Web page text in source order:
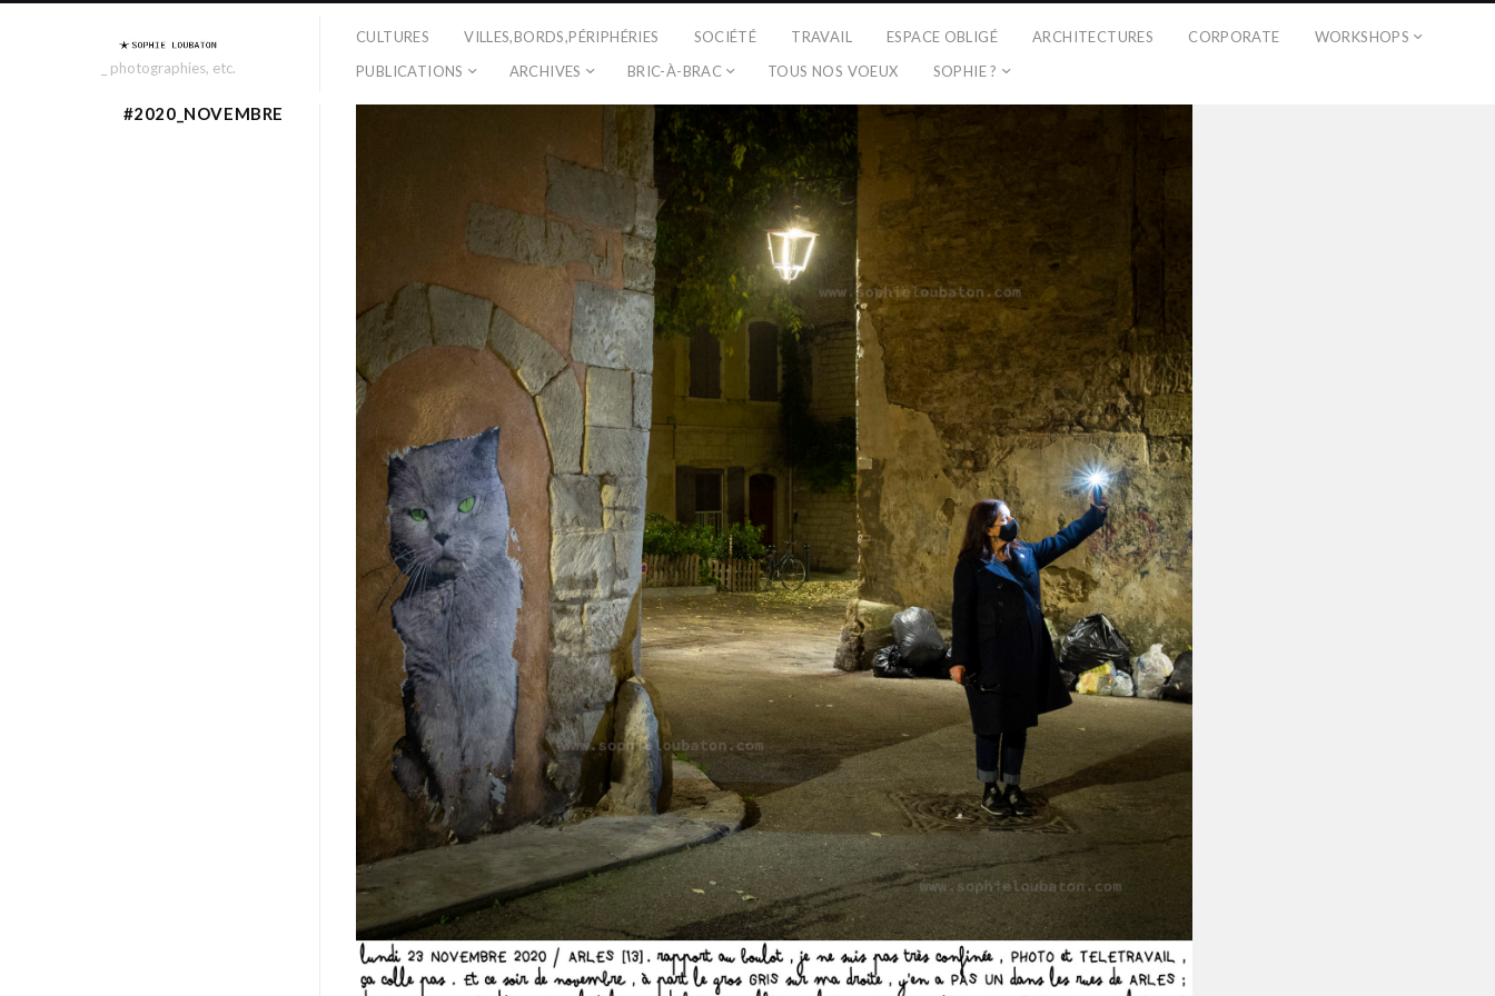
_ photographies, etc.
CULTURES VILLES,BORDS,PÉRIPHÉRIES SOCIÉTÉ TRAVAIL ESPACE OBLIGÉ ARCHITECTURES CORPORATE
WORKSHOPS
PUBLICATIONS
ARCHIVES BRIC-À-BRAC TOUS NOS VOEUX SOPHIE ?
#2020_NOVEMBRE